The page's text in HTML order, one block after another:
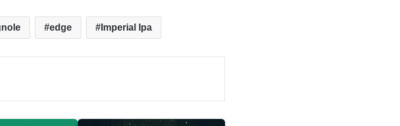
edge Imperial Ipa